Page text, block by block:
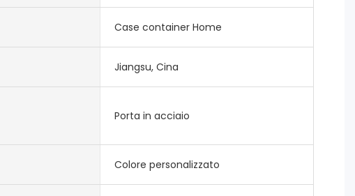
Case container Home
Jiangsu, Cina
Porta in acciaio
Colore personalizzato